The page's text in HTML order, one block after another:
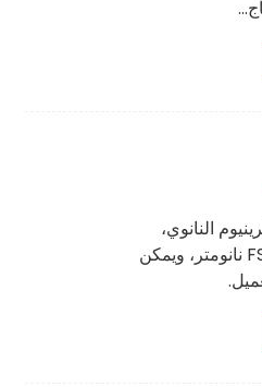
النانوي،
حجم الجسيمات: FSSS 1-100 نانومتر، ويمكن